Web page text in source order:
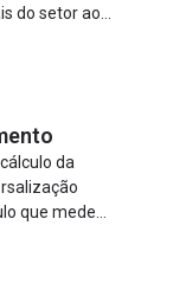
do setor ao
privada,
da
que mede